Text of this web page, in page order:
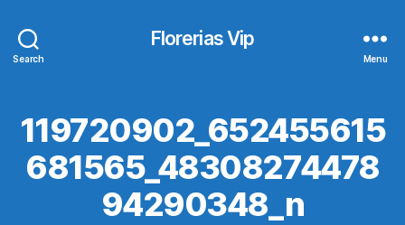
Search
Florerias Vip
Menu
119720902_652455615
681565_48308274478
94290348_n